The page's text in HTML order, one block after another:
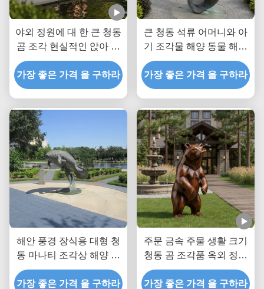
야외 정원에 대 한 큰 청동
곰 조각 현실적인 앉아 갈
색 곰 동상 공원 빌라에 대
한 사용자 지정 금속 동물
예술 장식
가장 좋은 가격 을 구하라
큰 청동 석류 어머니와 아
기 조각물 해양 동물 해안
정원 야외 예술 동상
가장 좋은 가격 을 구하라
해안 풍경 장식용 대형 청
동 마나티 조각상 해양 동
물 야외 정원 예술 동상
가장 좋은 가격 을 구하라
주문 금속 주물 생활 크기
청동 곰 조각품 옥외 정원
동상 별장 공원 조경 장식
을 위한 현실적 동물 예술
가장 좋은 가격 을 구하라